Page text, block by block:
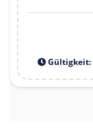
Gültigkeit: